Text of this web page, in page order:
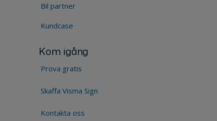
Bil partner
Kundcase
Kom igång
Prova gratis
Skaffa Visma Sign
Kontakta oss